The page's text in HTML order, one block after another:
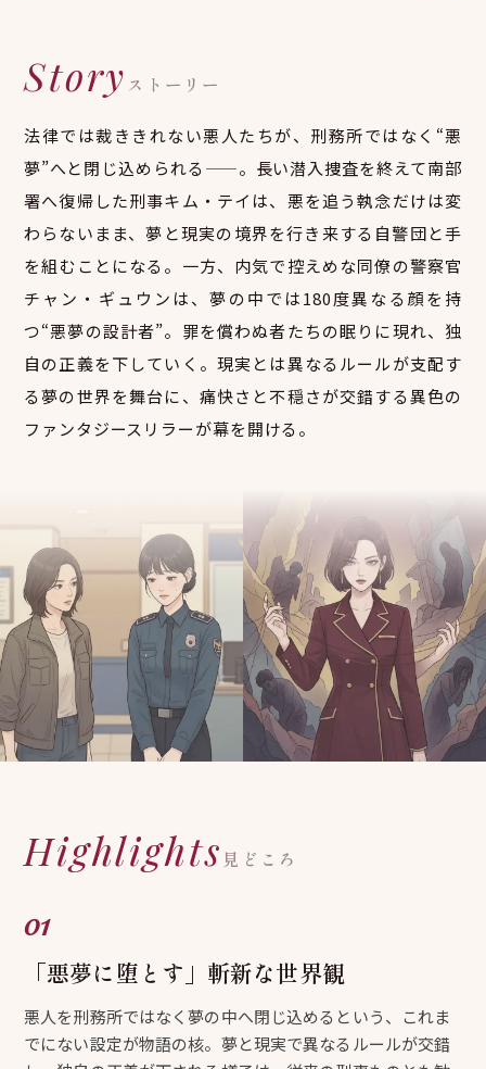
Story ストーリー
法律では裁ききれない悪人たちが、刑務所ではなく“悪
夢”へと閉じ込められる——。長い潜入捜査を終えて南部
署へ復帰した刑事キム・テイは、悪を追う執念だけは変
わらないまま、夢と現実の境界を行き来する自警団と手
を組むことになる。一方、内気で控えめな同僚の警察官
チャン・ギュウンは、夢の中では180度異なる顔を持
つ“悪夢の設計者”。罪を償わぬ者たちの眠りに現れ、独
自の正義を下していく。現実とは異なるルールが支配す
る夢の世界を舞台に、痛快さと不穏さが交錯する異色の
ファンタジースリラーが幕を開ける。
Highlights 見どころ
「悪夢に堕とす」斬新な世界観
悪人を刑務所ではなく夢の中へ閉じ込めるという、これま
でにない設定が物語の核。夢と現実で異なるルールが交錯